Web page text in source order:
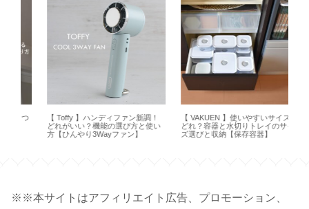
【 Toffy 】ハンディファン新調！
どれがいい？機能の選び方と使い
方【ひんやり3Wayファン】
【 VAKUEN 】使いやすいサイズは
どれ？容器と水切りトレイのサイ
ズ選びと収納【保存容器】
※※本サイトはアフィリエイト広告、プロモーション、